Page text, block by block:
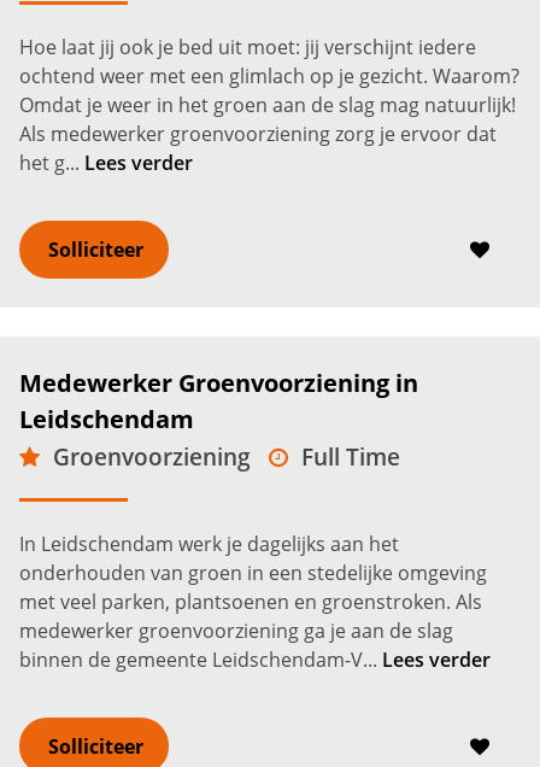
Hoe laat jij ook je bed uit moet: jij verschijnt iedere
ochtend weer met een glimlach op je gezicht. Waarom?
Omdat je weer in het groen aan de slag mag natuurlijk!
Als medewerker groenvoorziening zorg je ervoor dat
het g... Lees verder
Solliciteer
Medewerker Groenvoorziening in
Leidschendam
Groenvoorziening
Full Time
MBO
In Leidschendam werk je dagelijks aan het
onderhouden van groen in een stedelijke omgeving
met veel parken, plantsoenen en groenstroken. Als
medewerker groenvoorziening ga je aan de slag
binnen de gemeente Leidschendam-V... Lees verder
Solliciteer